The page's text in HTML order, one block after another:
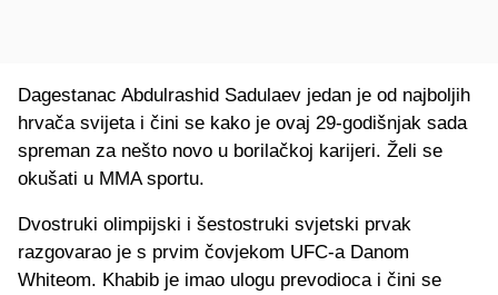
Dagestanac Abdulrashid Sadulaev jedan je od najboljih
hrvača svijeta i čini se kako je ovaj 29-godišnjak sada
spreman za nešto novo u borilačkoj karijeri. Želi se
okušati u MMA sportu.
Dvostruki olimpijski i šestostruki svjetski prvak
razgovarao je s prvim čovjekom UFC-a Danom
Whiteom. Khabib je imao ulogu prevodioca i čini se